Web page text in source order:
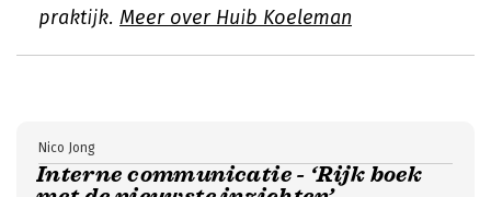
praktijk. Meer over Huib Koeleman
Interne communicatie - ‘Rijk boek
Nico Jong